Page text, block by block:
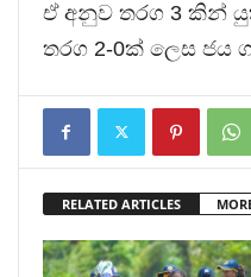
ඒ අනුව තරග 3 කින්
තරග 2-0ක් ලෙස ජය
RELATED ARTICLES